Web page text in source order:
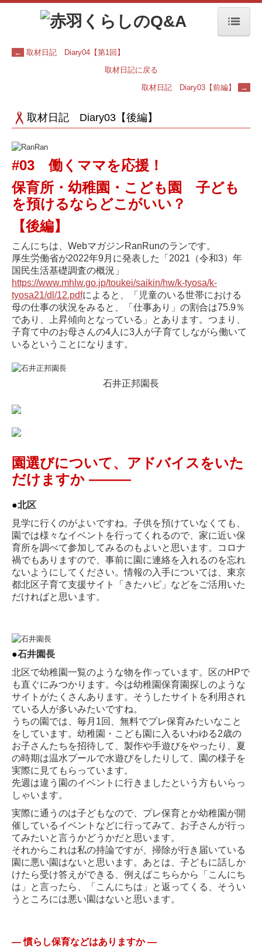
ホーム
住まい・くらし
年金
相続・遺言・終活
葬式・お墓
赤羽イベント情報
回答者のプロフィール
赤羽無料個別相談会
セミナーレポート
←
取材日記 Diary04【第1回】
取材日記に戻る
取材日記 Diary03【前編】
→
取材日記 Diary03【後編】
#03働くママを応援！
保育所・幼稚園・こども園 子ども
を預けるならどこがいい？
【後編】
こんにちは、WebマガジンRanRunのランです。
厚生労働省が2022年9月に発表した「2021（令和3）年
国民生活基礎調査の概況」
https://www.mhlw.go.jp/toukei/saikin/hw/k-tyosa/k-
tyosa21/dl/12.pdfによると、「児童のいる世帯における
母の仕事の状況をみると、「仕事あり」の割合は75.9％
であり、上昇傾向となっている」とあります。つまり、
子育て中のお母さんの4人に3人が子育てしながら働いて
いるということになります。
石井正邦園長
園選びについて、アドバイスをいた
だけますか ―――
●北区
見学に行くのがよいですね。子供を預けていなくても、
園では様々なイベントを行ってくれるので、家に近い保
育所を調べて参加してみるのもよいと思います。コロナ
禍でもありますので、事前に園に連絡を入れるのを忘れ
ないようにしてください。情報の入手については、東京
都北区子育て支援サイト「きたハピ」などをご活用いた
だければと思います。
●石井園長
北区で幼稚園一覧のような物を作っています。区のHPで
も直ぐにみつかります。今は幼稚園保育園探しのような
サイトがたくさんあります。そうしたサイトを利用され
ている人が多いみたいですね。
うちの園では、毎月1回、無料でプレ保育みたいなこと
をしています。幼稚園・こども園に入るいわゆる2歳の
お子さんたちを招待して、製作や手遊びをやったり、夏
の時期は温水プールで水遊びをしたりして、園の様子を
実際に見てもらっています。
先週は違う園のイベントに行きましたという方もいらっ
しゃいます。
実際に通うのは子どもなので、プレ保育とか幼稚園が開
催しているイベントなどに行ってみて、お子さんが行っ
てみたいと言うかどうかだと思います。
それからこれは私の持論ですが、掃除が行き届いている
園に悪い園はないと思います。あとは、子どもに話しか
けたら受け答えができる、例えばこちらから「こんにち
は」と言ったら、「こんにちは」と返ってくる、そうい
うところには悪い園はないと思います。
―慣らし保育などはありますか―